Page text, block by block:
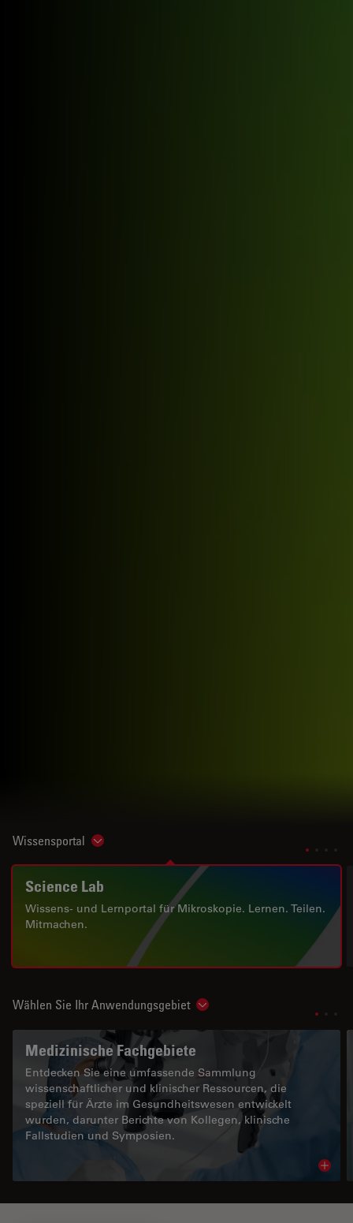
Wissensportal Show subnavigation
Science Lab
Wissens- und Lernportal für Mikroskopie. Lernen. Teilen.
Mitmachen.
Wählen Sie Ihr Anwendungsgebiet Show subnavigation
Medizinische Fachgebiete
Entdecken Sie eine umfassende Sammlung
wissenschaftlicher und klinischer Ressourcen, die
speziell für Ärzte im Gesundheitswesen entwickelt
wurden, darunter Berichte von Kollegen, klinische
Fallstudien und Symposien.